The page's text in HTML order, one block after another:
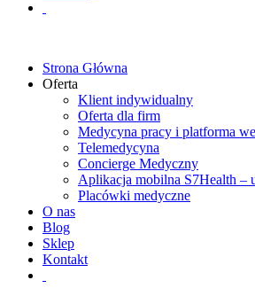
Strona Główna
Oferta
Klient indywidualny
Oferta dla firm
Medycyna pracy i platforma
Telemedycyna
Concierge Medyczny
Aplikacja mobilna S7Health –
Placówki medyczne
O nas
Blog
Sklep
Kontakt